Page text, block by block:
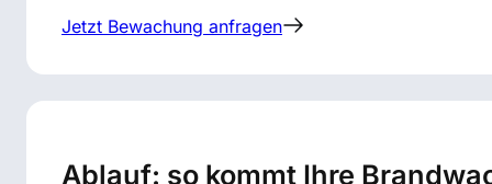
Jetzt Bewachung anfragen
Ablauf: so kommt Ihre